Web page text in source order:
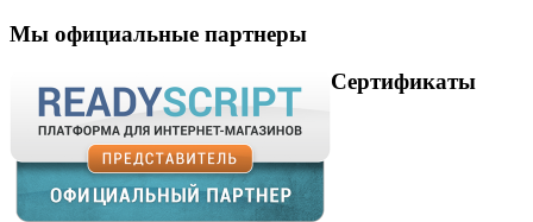
Мы официальные партнеры
Сертификаты